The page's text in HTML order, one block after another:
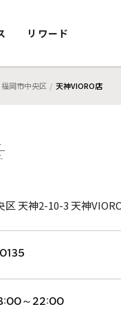
リワード
福岡市中央区 天神VIORO店
天神2-10-3 天神
～22:00